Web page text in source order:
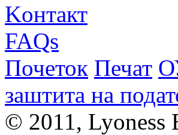
Kонтакт
FAQs
Почеток Печат
заштита на
© 2011, Lyoness